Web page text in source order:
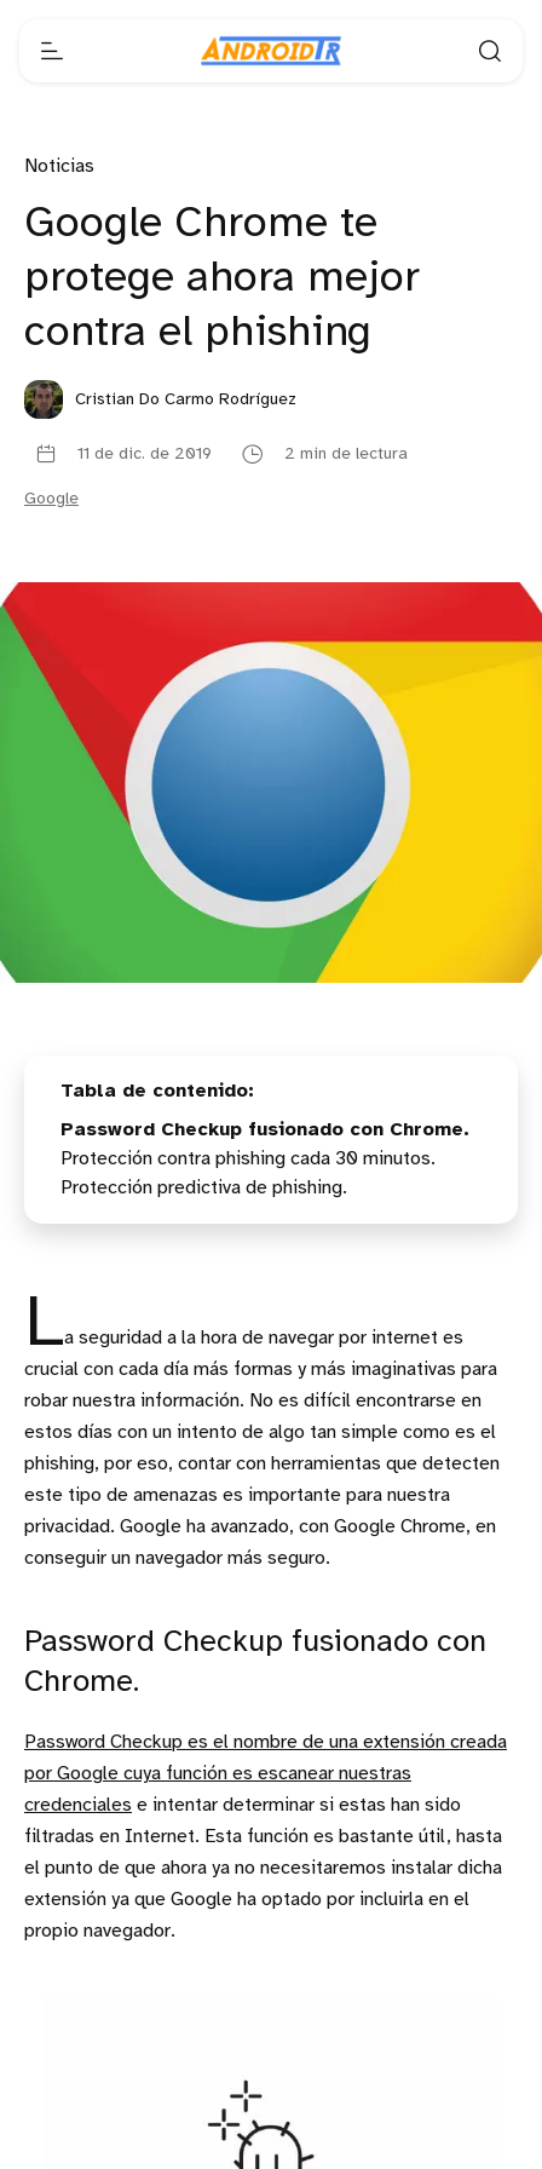
Noticias
Google Chrome te
protege ahora mejor
contra el phishing
Cristian Do Carmo Rodríguez
11 de dic. de 2019 2 min de lectura
Google
Password Checkup fusionado con Chrome.
Protección contra phishing cada 30 minutos.
Protección predictiva de phishing.
La seguridad a la hora de navegar por internet es
crucial con cada día más formas y más imaginativas para
robar nuestra información. No es difícil encontrarse en
estos días con un intento de algo tan simple como es el
phishing, por eso, contar con herramientas que detecten
este tipo de amenazas es importante para nuestra
privacidad. Google ha avanzado, con Google Chrome, en
conseguir un navegador más seguro.
Password Checkup fusionado con
Chrome.
Password Checkup es el nombre de una extensión creada
por Google cuya función es escanear nuestras
credenciales e intentar determinar si estas han sido
filtradas en Internet. Esta función es bastante útil, hasta
el punto de que ahora ya no necesitaremos instalar dicha
extensión ya que Google ha optado por incluirla en el
propio navegador.